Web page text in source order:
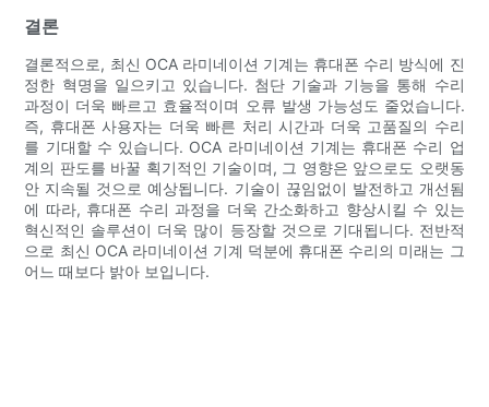
결론
결론적으로, 최신 OCA 라미네이션 기계는 휴대폰 수리 방식에 진
정한 혁명을 일으키고 있습니다. 첨단 기술과 기능을 통해 수리
과정이 더욱 빠르고 효율적이며 오류 발생 가능성도 줄었습니다.
즉, 휴대폰 사용자는 더욱 빠른 처리 시간과 더욱 고품질의 수리
를 기대할 수 있습니다. OCA 라미네이션 기계는 휴대폰 수리 업
계의 판도를 바꿀 획기적인 기술이며, 그 영향은 앞으로도 오랫동
안 지속될 것으로 예상됩니다. 기술이 끊임없이 발전하고 개선됨
에 따라, 휴대폰 수리 과정을 더욱 간소화하고 향상시킬 수 있는
혁신적인 솔루션이 더욱 많이 등장할 것으로 기대됩니다. 전반적
으로 최신 OCA 라미네이션 기계 덕분에 휴대폰 수리의 미래는 그
어느 때보다 밝아 보입니다.